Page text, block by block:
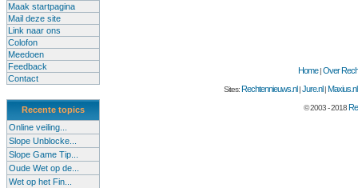
Maak startpagina
Mail deze site
Link naar ons
Colofon
Meedoen
Feedback
Contact
Recente topics
Online veiling...
Slope Unblocke...
Slope Game Tip...
Oude Wet op de...
Wet op het Fin...
Home|Over
Sites:Rechtennieuws.nl |Jure.nl |Maxius.nl
© 2003 - 2018